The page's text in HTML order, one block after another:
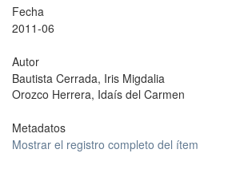
Fecha
2011-06
Autor
Bautista Cerrada, Iris Migdalia
Orozco Herrera, Idaís del Carmen
Metadatos
Mostrar el registro completo del ítem